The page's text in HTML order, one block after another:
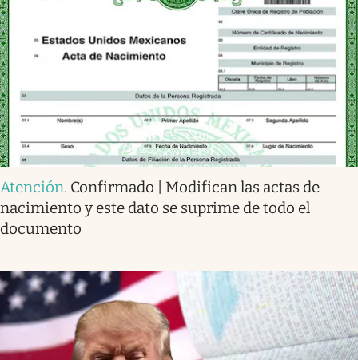
Atención. Confirmado | Modifican las actas de
nacimiento y este dato se suprime de todo el
documento